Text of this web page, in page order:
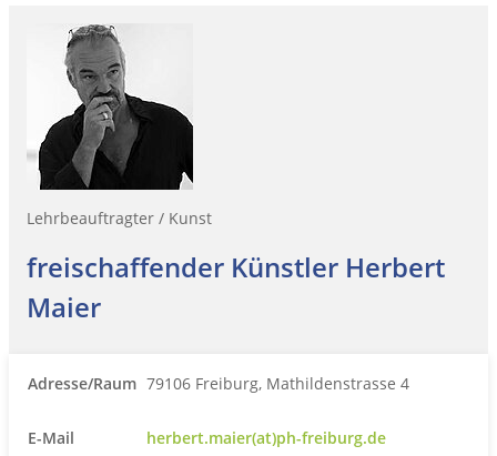
Lehrbeauftragter / Kunst
freischaffender Künstler Herbert
Maier
Adresse/Raum 79106 Freiburg, Mathildenstrasse 4
E-Mail herbert.maier(at)ph-freiburg.de